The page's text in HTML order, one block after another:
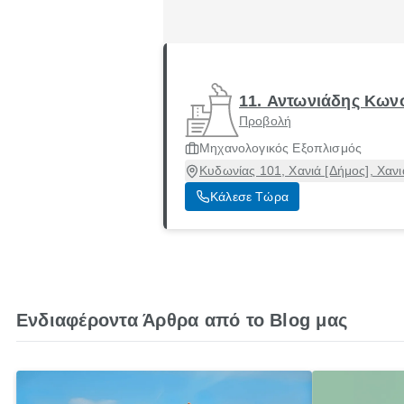
11. Αντωνιάδης
Προβολή
Μηχανολογικός Εξοπλισμός
Κυδωνίας 101, Χανιά [Δήμος],
Κάλεσε Τώρα
Ενδιαφέροντα Άρθρα από το Blog μας